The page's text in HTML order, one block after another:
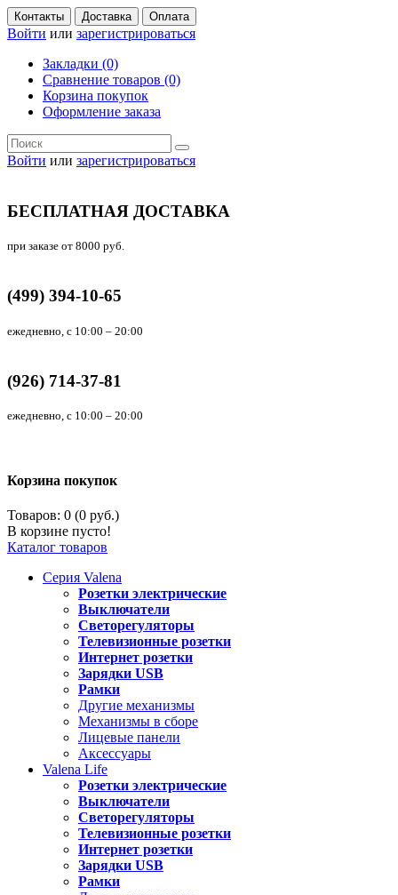
Контакты Доставка Оплата
Войти или зарегистрироваться
Закладки (0)
Сравнение товаров (0)
Корзина покупок
Оформление заказа
Войти или зарегистрироваться
БЕСПЛАТНАЯ ДОСТАВКА
при заказе от 8000 руб.
(499) 394-10-65
ежедневно, с 10:00 – 20:00
(926) 714-37-81
ежедневно, с 10:00 – 20:00
Корзина покупок
Товаров: 0 (0 руб.)
В корзине пусто!
Каталог товаров
Серия Valena
Розетки электрические
Выключатели
Светорегуляторы
Телевизионные розетки
Интернет розетки
Зарядки USB
Рамки
Другие механизмы
Механизмы в сборе
Лицевые панели
Аксессуары
Valena Life
Розетки электрические
Выключатели
Светорегуляторы
Телевизионные розетки
Интернет розетки
Зарядки USB
Рамки